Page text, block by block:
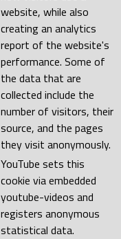
website, while also
creating an analytics
report of the website's
performance. Some of
the data that are
collected include the
number of visitors, their
source, and the pages
they visit anonymously.
YouTube sets this
cookie via embedded
youtube-videos and
registers anonymous
statistical data.